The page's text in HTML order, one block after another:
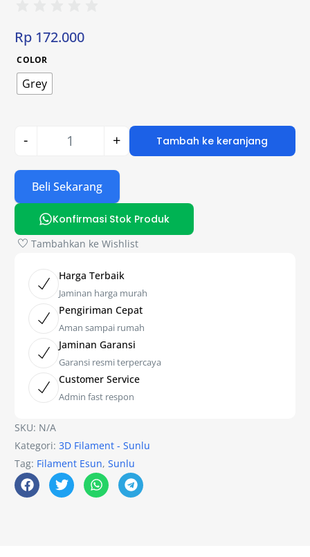
Rp 172.000
COLOR
Grey
- + Tambah ke keranjang
Beli Sekarang
Konfirmasi Stok Produk
Tambahkan ke Wishlist
Harga Terbaik
Jaminan harga murah
Pengiriman Cepat
Aman sampai rumah
Jaminan Garansi
Garansi resmi terpercaya
Customer Service
Admin fast respon
SKU: N/A
Kategori:3D Filament - Sunlu
Tag: Filament Esun,Sunlu